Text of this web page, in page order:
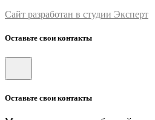
Сайт разработан в студии Эксперт
Оставьте свои контакты
Оставьте свои контакты